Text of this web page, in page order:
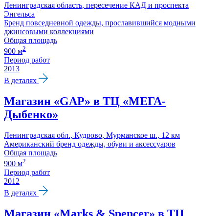
Ленинградская область, пересечение КАД и проспекта
Энгельса
Бренд повседневной одежды, прославившийся модными
джинсовыми коллекциями
Общая площадь
900 м2
Период работ
2013
В деталях
Магазин «GAP» в ТЦ «МЕГА-
Дыбенко»
Ленинградская обл., Кудрово, Мурманское ш., 12 км
Американский бренд одежды, обуви и аксессуаров
Общая площадь
900 м2
Период работ
2012
В деталях